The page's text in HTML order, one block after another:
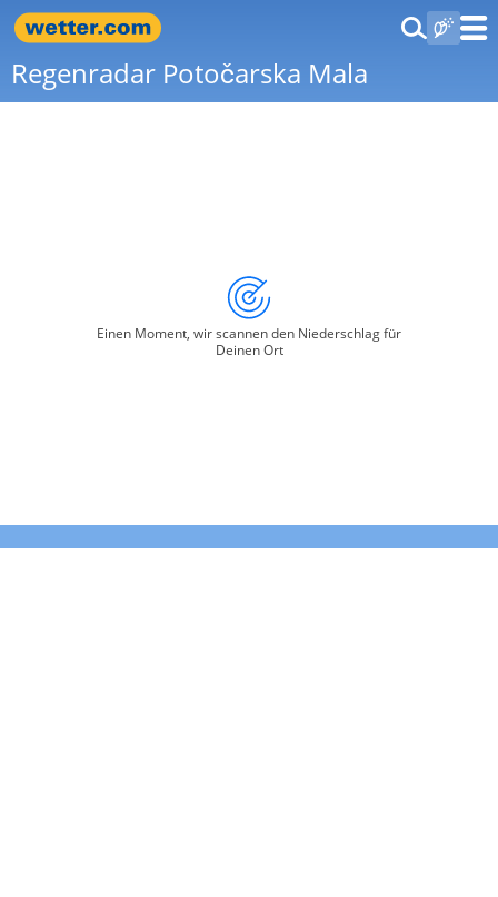
Regenradar Potočarska Mala
Einen Moment, wir scannen den Niederschlag für
Deinen Ort